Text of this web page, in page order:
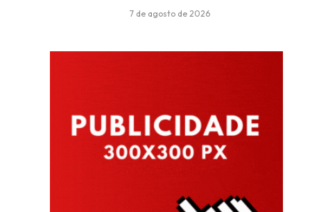
7 de agosto de 2026